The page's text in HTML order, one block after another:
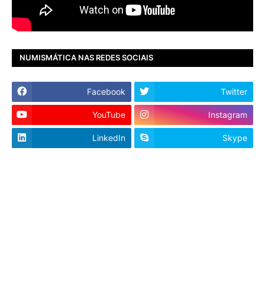
NUMISMÁTICA NAS REDES SOCIAIS
Facebook Twitter
YouTube Instagram
LinkedIn Skype